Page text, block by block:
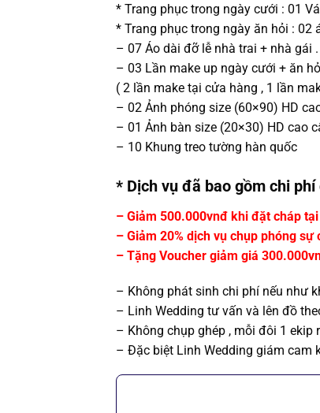
* Trang phục trong ngày cưới : 01
* Trang phục trong ngày ăn hỏi : 02
– 07 Áo dài đỡ lễ nhà trai + nhà gái .
– 03 Lần make up ngày cưới + ăn
( 2 lần make tại cửa hàng , 1 lần
– 02 Ảnh phóng size (60×90) HD
– 01 Ảnh bàn size (20×30) HD cao
– 10 Khung treo tường hàn quốc
* Dịch vụ đã bao gồm chi
– Giảm 500.000vnđ khi đặt cháp
– Giảm 20% dịch vụ chụp phóng sự
– Tặng Voucher giảm giá
– Không phát sinh chi phí nếu như
– Linh Wedding tư vấn và lên đồ
– Không chụp ghép , mỗi đôi 1 ekip
– Đặc biệt Linh Wedding giám cam